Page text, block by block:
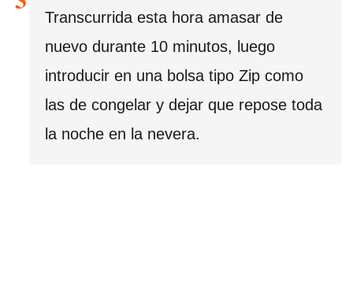
Transcurrida esta hora amasar de
nuevo durante 10 minutos, luego
introducir en una bolsa tipo Zip como
las de congelar y dejar que repose toda
la noche en la nevera.